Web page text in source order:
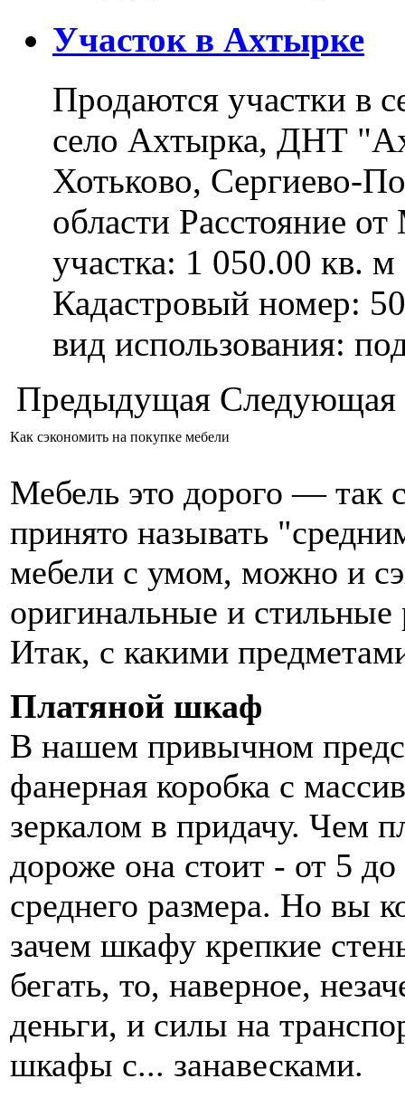
Участок в Ахтырке
Продаются участки в
село Ахтырка, ДНТ
Хотьково, Сергиево-
области Расстояние
участка: 1 050.00 кв.
Кадастровый номер:
вид использования:
Предыдущая Следующая
Как сэкономить на покупке мебели
Мебель это дорого — так
принято называть
мебели с умом, можно и
оригинальные и стильные
Итак, с какими
Платяной шкаф
В нашем привычном
фанерная коробка с
зеркалом в придачу. Чем
дороже она стоит - от 5
среднего размера. Но вы
зачем шкафу крепкие
бегать, то, наверное,
деньги, и силы на
шкафы с... занавесками.